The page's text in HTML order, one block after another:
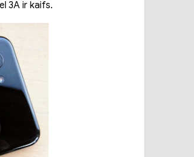
3A ir kaifs.